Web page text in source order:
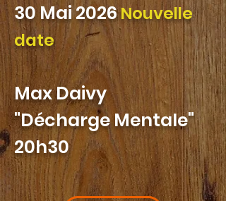
30 Mai 2026Nouvelle
date
Max Daivy
"Décharge Mentale"
20h30